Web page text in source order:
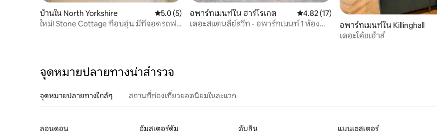
บ้านใน North Yorkshire คะแนนเฉลี่ย 5.0 จาก 5, 5 รีวิว
5.0 (5)
ใหม่! Stone Cottage ที่อบอุ่น มีที่จอดรถฟรี
อพาร์ทเมนท์ใน ฮาร์โรเกต คะแนนเฉลี่ย 4.82 จาก 5, 17 รีวิว
4.82 (17)
เดอะสแตนลีย์สวีท - อพาร์ทเมนท์ 1 ห้อง
อพาร์ทเมนท์ใน Killinghall
เดอะโค้ชเฮ้าส์
จุดหมายปลายทางน่าสำรวจ
จุดหมายปลายทางใกล้ๆ สถานที่ท่องเที่ยวยอดนิยมในละแวก
ลอนดอน อัมสเตอร์ดัม ดับลิน แมนเชสเตอร์